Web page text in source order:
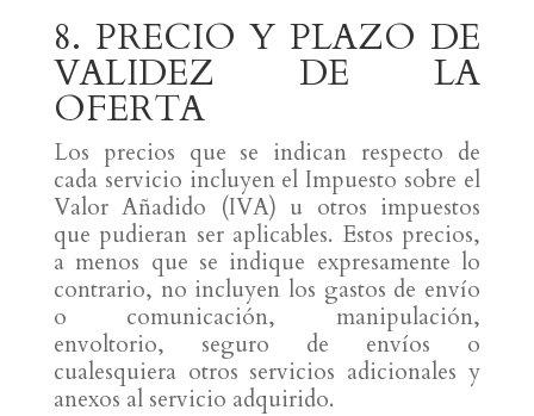
8. PRECIO Y PLAZO DE
VALIDEZ DE LA
OFERTA
Los precios que se indican respecto de
cada servicio incluyen el Impuesto sobre el
Valor Añadido (IVA) u otros impuestos
que pudieran ser aplicables. Estos precios,
a menos que se indique expresamente lo
contrario, no incluyen los gastos de envío
o comunicación, manipulación,
envoltorio, seguro de envíos o
cualesquiera otros servicios adicionales y
anexos al servicio adquirido.